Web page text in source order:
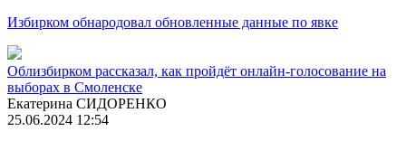
Избирком обнародовал обновленные данные по явке
Облизбирком рассказал, как пройдёт онлайн-голосование на
выборах в Смоленске
Екатерина СИДОРЕНКО
25.06.2024 12:54